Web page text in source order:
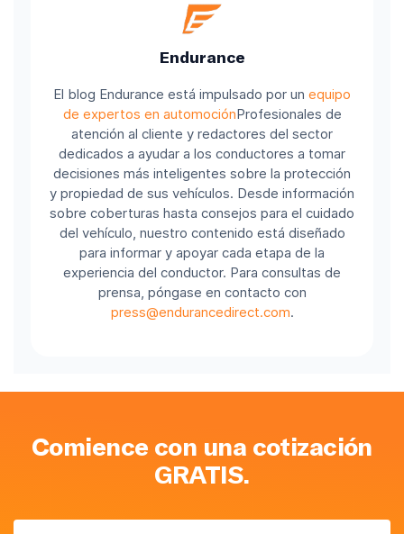
Endurance
El blog Endurance está impulsado por un equipo
de expertos en automociónProfesionales de
atención al cliente y redactores del sector
dedicados a ayudar a los conductores a tomar
decisiones más inteligentes sobre la protección
y propiedad de sus vehículos. Desde información
sobre coberturas hasta consejos para el cuidado
del vehículo, nuestro contenido está diseñado
para informar y apoyar cada etapa de la
experiencia del conductor. Para consultas de
prensa, póngase en contacto con
press@endurancedirect.com.
Comience con una cotización
GRATIS.